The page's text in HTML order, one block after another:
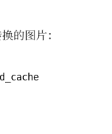
的图片：